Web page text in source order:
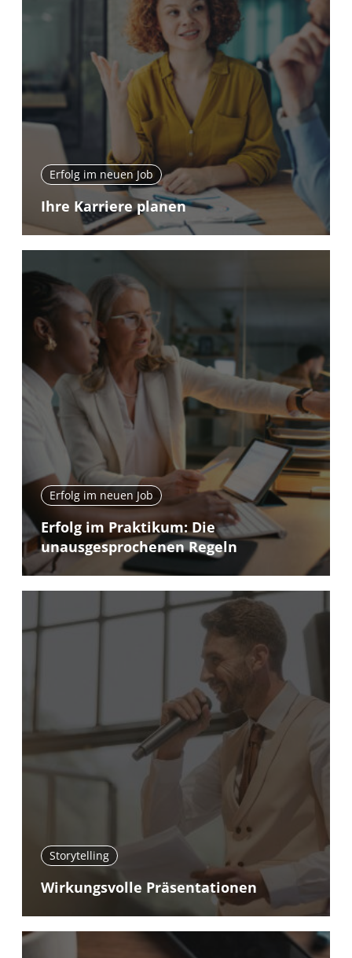
Erfolg im neuen Job
Ihre Karriere planen
Erfolg im neuen Job
Erfolg im Praktikum: Die
unausgesprochenen Regeln
Storytelling
Wirkungsvolle Präsentationen